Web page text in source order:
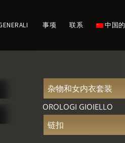
事项 联系 中国的
杂物和女内衣套装
OROLOGI GIOIELLO
链扣